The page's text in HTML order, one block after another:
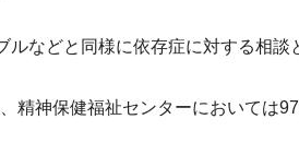
などと同様に依存症に対する相談
精神保健福祉センターにおいては